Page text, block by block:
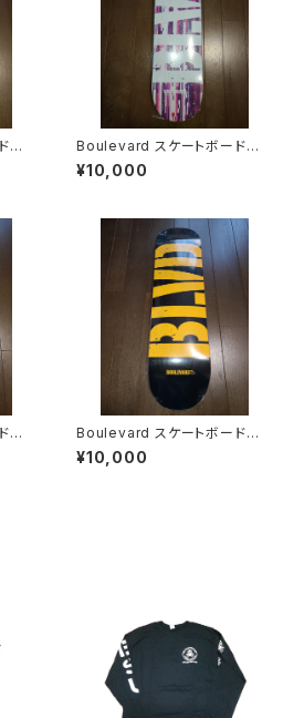
ド
Boulevard スケートボード
デッキ 8.0
¥10,000
Boulevard スケートボード
デッキ 8.25
¥10,000